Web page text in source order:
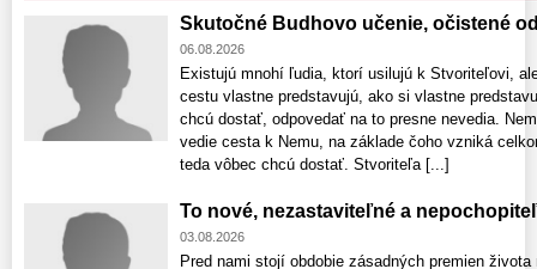
Skutočné Budhovo učenie, očistené
06.08.2026
Existujú mnohí ľudia, ktorí usilujú k Stvoriteľovi,
cestu vlastne predstavujú, ako si vlastne
chcú dostať, odpovedať na to presne nevedia.
vedie cesta k Nemu, na základe čoho vzniká
teda vôbec chcú dostať. Stvoriteľa [...]
To nové, nezastaviteľné a
03.08.2026
Pred nami stojí obdobie zásadných premien